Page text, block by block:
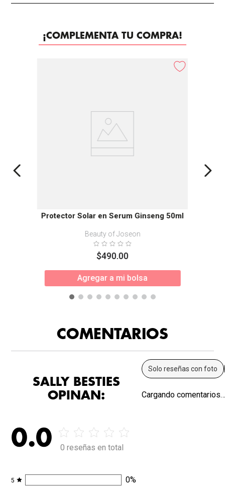
¡COMPLEMENTA TU COMPRA!
Protector Solar en Serum Ginseng 50ml
Beauty of Joseon
$490.00
Agregar a mi bolsa
COMENTARIOS
SALLY BESTIES
OPINAN:
0.0 0 reseñas en total
5 0%
Solo reseñas con foto
Cargando